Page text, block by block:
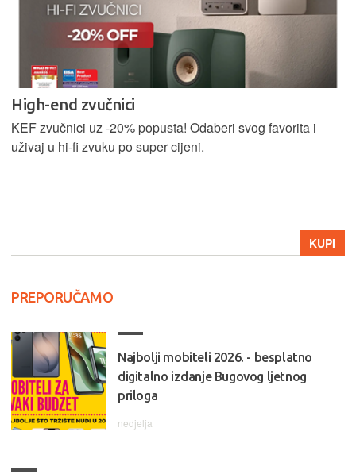
High-end zvučnici
KEF zvučnici uz -20% popusta! Odaberi svog favorita i
uživaj u hi-fi zvuku po super cijeni.
KUPI
PREPORUČAMO
Najbolji mobiteli 2026. - besplatno
digitalno izdanje Bugovog ljetnog
priloga
nedjelja